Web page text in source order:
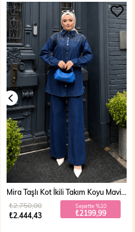
Mira Taşlı Kot İkili Takım Koyu Mavi 19286
₺2.444,43
₺2.750,00 Sepette %10
₺2199,99